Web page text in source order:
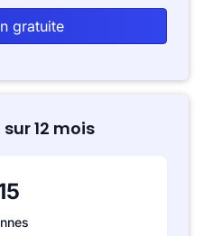
gratuite
12 mois